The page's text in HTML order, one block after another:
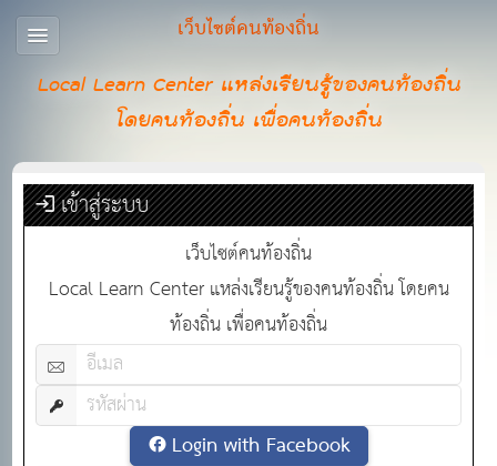
เว็บไซต์คนท้องถิ่น
Local Learn Center แหล่งเรียนรู้ของคนท้องถิ่น
โดยคนท้องถิ่น เพื่อคนท้องถิ่น
เข้าสู่ระบบ
เว็บไซต์คนท้องถิ่น
Local Learn Center แหล่งเรียนรู้ของคนท้องถิ่น โดยคน
ท้องถิ่น เพื่อคนท้องถิ่น
Login with Facebook